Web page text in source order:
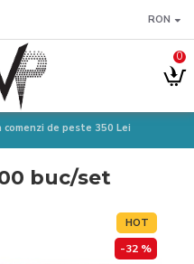
RON
0
de peste 350 Lei
buc/set
HOT
-32 %